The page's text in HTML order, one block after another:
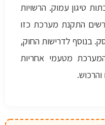
טיגון עמוק. הרשויות
התקנת מערכת כזו
בנוסף לדרישות החוק,
מטעמי אחריות